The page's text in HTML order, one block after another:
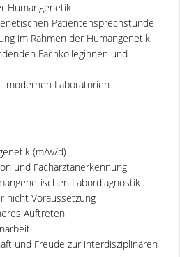
Humangenetik
Patientensprechstunde
im Rahmen der Humangenetik
Fachkolleginnen und -
modernen Laboratorien
(m/w/d)
und Facharztanerkennung
Labordiagnostik
nicht Voraussetzung
Auftreten
und Freude zur interdisziplinären